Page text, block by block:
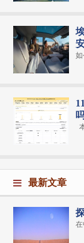
最新文章